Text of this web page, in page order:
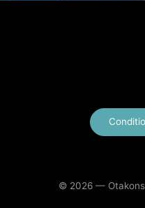
© 2026 —